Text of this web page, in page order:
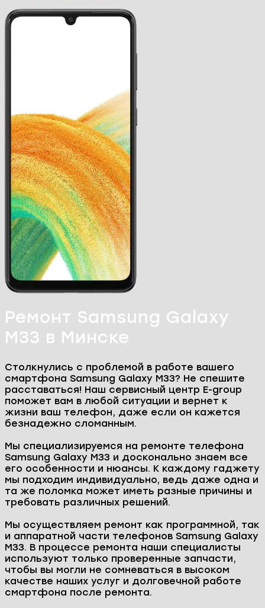
Ремонт Samsung Galaxy
M33 в Минске
Столкнулись с проблемой в работе вашего
смартфона Samsung Galaxy M33? Не спешите
расставаться! Наш сервисный центр E-group
поможет вам в любой ситуации и вернет к
жизни ваш телефон, даже если он кажется
безнадежно сломанным.
Мы специализируемся на ремонте телефона
Samsung Galaxy M33 и досконально знаем все
его особенности и нюансы. К каждому гаджету
мы подходим индивидуально, ведь даже одна и
та же поломка может иметь разные причины и
требовать различных решений.
Мы осуществляем ремонт как программной, так
и аппаратной части телефонов Samsung Galaxy
M33. В процессе ремонта наши специалисты
используют только проверенные запчасти,
чтобы вы могли не сомневаться в высоком
качестве наших услуг и долговечной работе
смартфона после ремонта.